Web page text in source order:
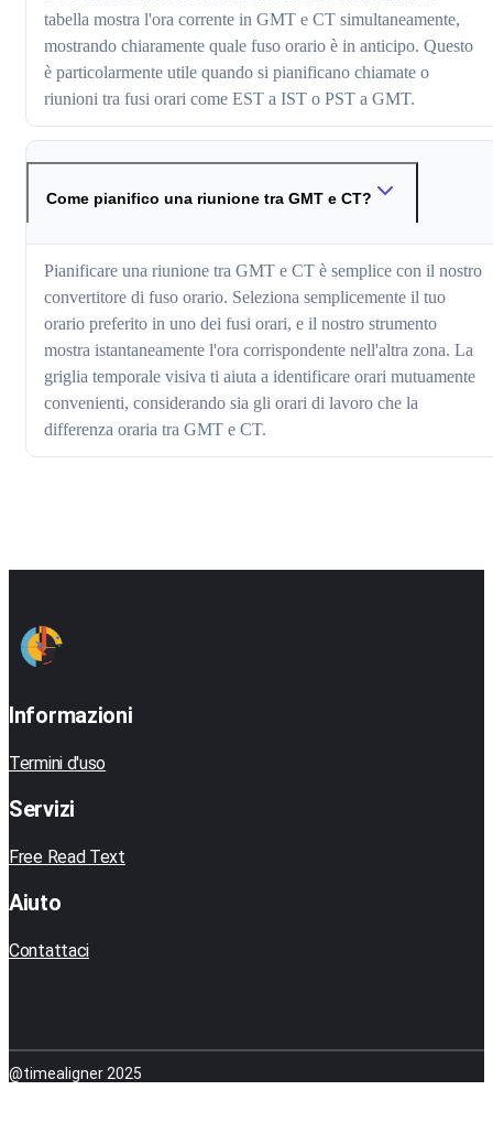
tabella mostra l'ora corrente in GMT e CT simultaneamente,
mostrando chiaramente quale fuso orario è in anticipo. Questo
è particolarmente utile quando si pianificano chiamate o
riunioni tra fusi orari come EST a IST o PST a GMT.
Come pianifico una riunione tra GMT e CT?
Pianificare una riunione tra GMT e CT è semplice con il nostro
convertitore di fuso orario. Seleziona semplicemente il tuo
orario preferito in uno dei fusi orari, e il nostro strumento
mostra istantaneamente l'ora corrispondente nell'altra zona. La
griglia temporale visiva ti aiuta a identificare orari mutuamente
convenienti, considerando sia gli orari di lavoro che la
differenza oraria tra GMT e CT.
Informazioni
Termini d'uso
Servizi
Free Read Text
Aiuto
Contattaci
@timealigner 2025